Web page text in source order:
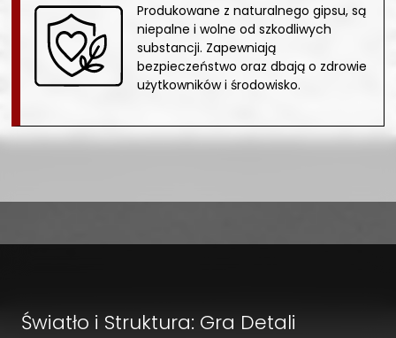
Produkowane z naturalnego gipsu, są
niepalne i wolne od szkodliwych
substancji. Zapewniają
bezpieczeństwo oraz dbają o zdrowie
użytkowników i środowisko.
Światło i Struktura: Gra Detali